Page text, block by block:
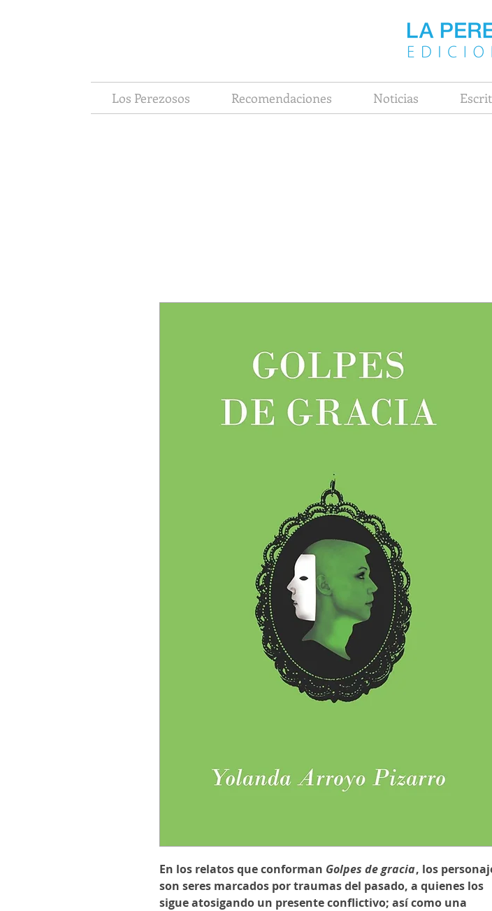
Los Perezosos Recomendaciones Noticias
En los relatos que conforman Golpes de gracia, los
son seres marcados por traumas del pasado, a quienes los
sigue atosigando un presente conflictivo; así como una